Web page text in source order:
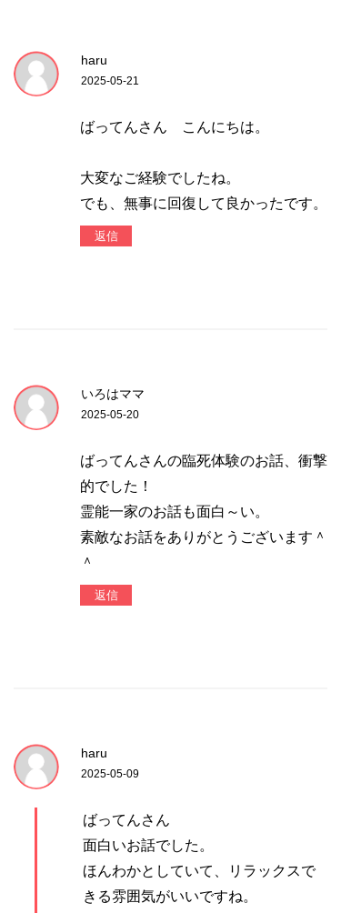
haru
2025-05-21
ばってんさん こんにちは。
大変なご経験でしたね。
でも、無事に回復して良かったです。
返信
いろはママ
2025-05-20
ばってんさんの臨死体験のお話、衝撃
的でした！
霊能一家のお話も面白～い。
素敵なお話をありがとうございます＾
＾
返信
haru
2025-05-09
ばってんさん
面白いお話でした。
ほんわかとしていて、リラックスで
きる雰囲気がいいですね。